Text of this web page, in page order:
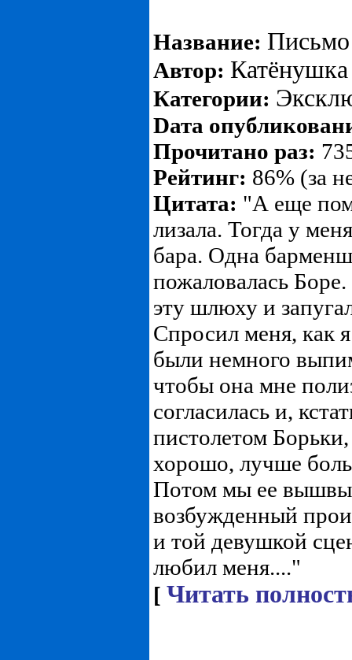
Название:
Автор: Катёнушка
Категории:
Dата
Прочитано раз:
Рейтинг: 86% (за
Цитата: "А еще
лизала. Тогда у
бара. Одна
пожаловалась
эту шлюху и
Спросил меня, как
были немного
чтобы она мне
согласилась и,
пистолетом Борьки,
хорошо, лучше
Потом мы ее
возбужденный
и той девушкой
любил меня...."
[ Читать